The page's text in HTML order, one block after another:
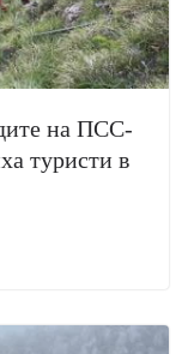
на ПСС-
туристи в